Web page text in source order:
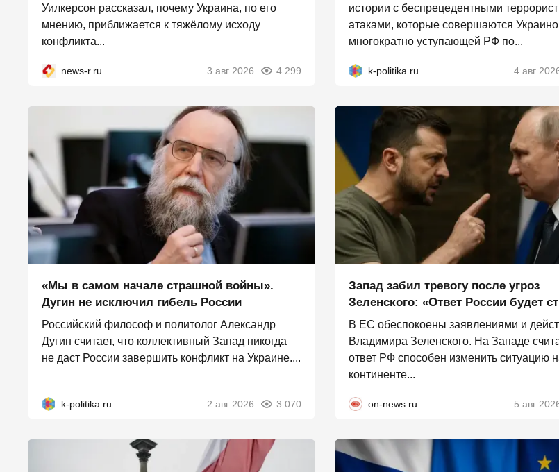
Уилкерсон рассказал, почему Украина, по его
мнению, приближается к тяжёлому исходу
конфликта...
news-r.ru 3 авг 2026 4 299
истории с беспрецедентными
атаками, которые совершаются
многократно уступающей РФ по...
k-politika.ru 4 авг
«Мы в самом начале страшной войны».
Дугин не исключил гибель России
Российский философ и политолог Александр
Дугин считает, что коллективный Запад никогда
не даст России завершить конфликт на Украине....
k-politika.ru 2 авг 2026 3 070
Запад забил тревогу после угроз
Зеленского: «Ответ России будет
В ЕС обеспокоены заявлениями и
Владимира Зеленского. На Западе
ответ РФ способен изменить ситуацию
континенте...
on-news.ru 5 авг